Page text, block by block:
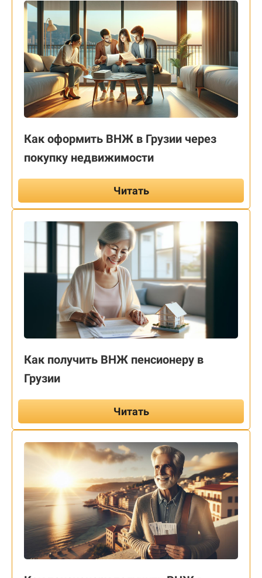
Как оформить ВНЖ в Грузии через
покупку недвижимости
Читать
Как получить ВНЖ пенсионеру в
Грузии
Читать